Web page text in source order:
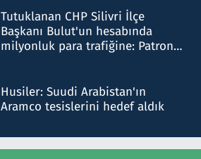
Tutuklanan CHP Silivri İlçe
Başkanı Bulut'un hesabında
milyonluk para trafiğine: Patron
Husiler: Suudi Arabistan'ın
Aramco tesislerini hedef aldık